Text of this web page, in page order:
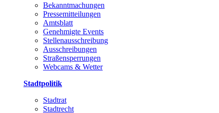
Bekanntmachungen
Pressemitteilungen
Amtsblatt
Genehmigte Events
Stellenausschreibung
Ausschreibungen
Straßensperrungen
Webcams & Wetter
Stadtpolitik
Stadtrat
Stadtrecht